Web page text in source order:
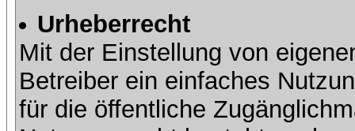
Urheberrecht
Mit der Einstellung von
Betreiber ein einfaches
für die öffentliche